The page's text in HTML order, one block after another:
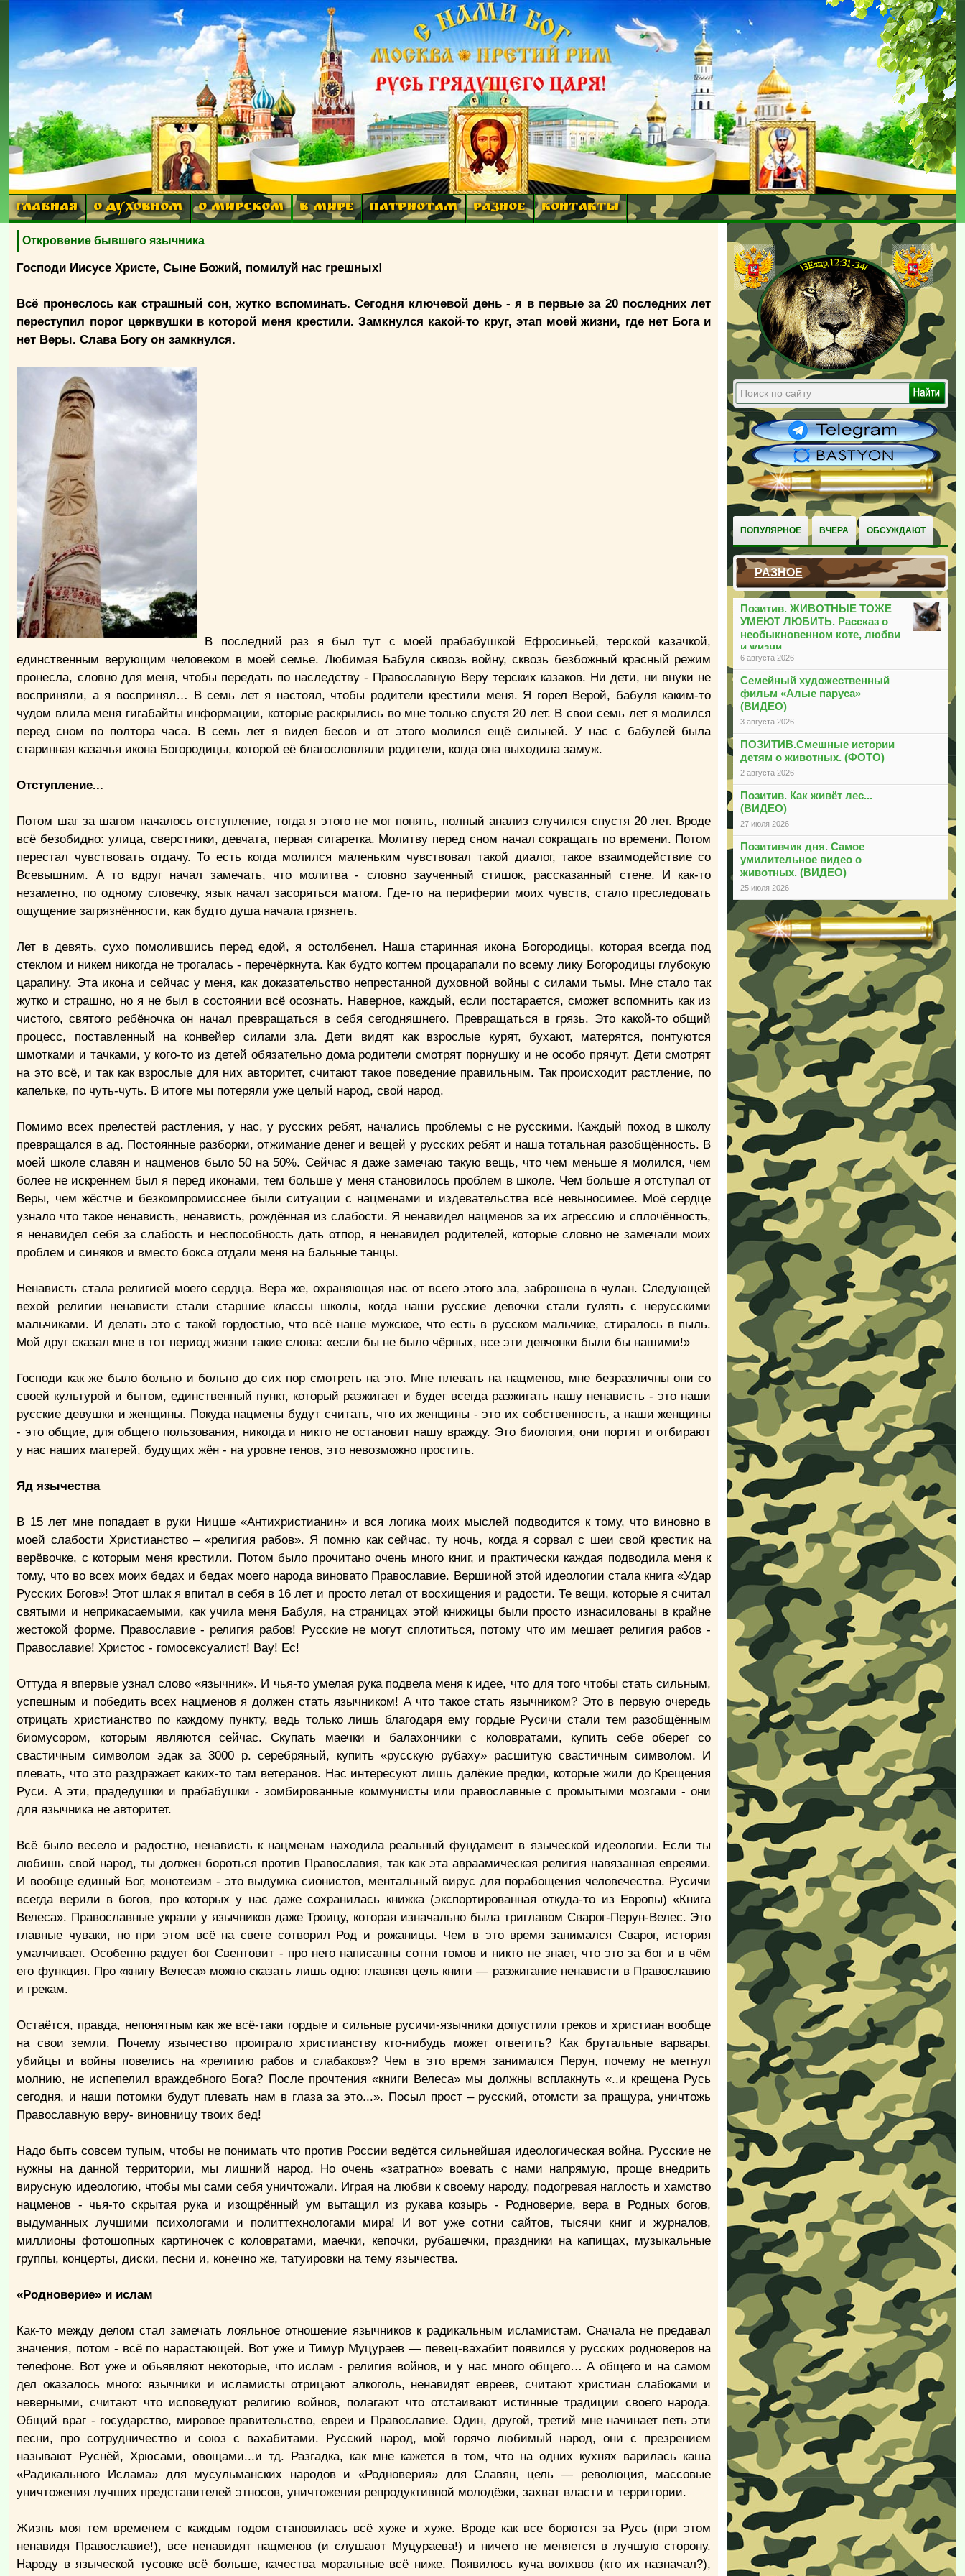
ГЛАВНАЯ О ДУХОВНОМ О МИРСКОМ В МИРЕ ПАТРИОТАМ РАЗНОЕ КОНТАКТЫ
ПОПУЛЯРНОЕ ВЧЕРА ОБСУЖДАЮТ
РАЗНОЕ
Позитив. ЖИВОТНЫЕ ТОЖЕ
УМЕЮТ ЛЮБИТЬ. Рассказ о
необыкновенном коте, любви
и жизни
6 августа 2026
Семейный художественный
фильм «Алые паруса»
(ВИДЕО)
3 августа 2026
ПОЗИТИВ.Смешные истории
детям о животных. (ФОТО)
2 августа 2026
Позитив. Как живёт лес...
(ВИДЕО)
27 июля 2026
Позитивчик дня. Самое
умилительное видео о
животных. (ВИДЕО)
25 июля 2026
Откровение бывшего язычника
Господи Иисусе Христе, Сыне Божий, помилуй нас грешных!
Всё пронеслось как страшный сон, жутко вспоминать. Сегодня ключевой день - я в первые за 20 последних лет
переступил порог церквушки в которой меня крестили. Замкнулся какой-то круг, этап моей жизни, где нет Бога и
нет Веры. Слава Богу он замкнулся.
В последний раз я был тут с моей прабабушкой Ефросиньей, терской казачкой,
единственным верующим человеком в моей семье. Любимая Бабуля сквозь войну, сквозь безбожный красный режим
пронесла, словно для меня, чтобы передать по наследству - Православную Веру терских казаков. Ни дети, ни внуки не
восприняли, а я воспринял… В семь лет я настоял, чтобы родители крестили меня. Я горел Верой, бабуля каким-то
чудом влила меня гигабайты информации, которые раскрылись во мне только спустя 20 лет. В свои семь лет я молился
перед сном по полтора часа. В семь лет я видел бесов и от этого молился ещё сильней. У нас с бабулей была
старинная казачья икона Богородицы, которой её благословляли родители, когда она выходила замуж.
Отступление...
Потом шаг за шагом началось отступление, тогда я этого не мог понять, полный анализ случился спустя 20 лет. Вроде
всё безобидно: улица, сверстники, девчата, первая сигаретка. Молитву перед сном начал сокращать по времени. Потом
перестал чувствовать отдачу. То есть когда молился маленьким чувствовал такой диалог, такое взаимодействие со
Всевышним. А то вдруг начал замечать, что молитва - словно заученный стишок, рассказанный стене. И как-то
незаметно, по одному словечку, язык начал засоряться матом. Где-то на периферии моих чувств, стало преследовать
ощущение загрязнённости, как будто душа начала грязнеть.
Лет в девять, сухо помолившись перед едой, я остолбенел. Наша старинная икона Богородицы, которая всегда под
стеклом и никем никогда не трогалась - перечёркнута. Как будто когтем процарапали по всему лику Богородицы глубокую
царапину. Эта икона и сейчас у меня, как доказательство непрестанной духовной войны с силами тьмы. Мне стало так
жутко и страшно, но я не был в состоянии всё осознать. Наверное, каждый, если постарается, сможет вспомнить как из
чистого, святого ребёночка он начал превращаться в себя сегодняшнего. Превращаться в грязь. Это какой-то общий
процесс, поставленный на конвейер силами зла. Дети видят как взрослые курят, бухают, матерятся, понтуются
шмотками и тачками, у кого-то из детей обязательно дома родители смотрят порнушку и не особо прячут. Дети смотрят
на это всё, и так как взрослые для них авторитет, считают такое поведение правильным. Так происходит растление, по
капельке, по чуть-чуть. В итоге мы потеряли уже целый народ, свой народ.
Помимо всех прелестей растления, у нас, у русских ребят, начались проблемы с не русскими. Каждый поход в школу
превращался в ад. Постоянные разборки, отжимание денег и вещей у русских ребят и наша тотальная разобщённость. В
моей школе славян и нацменов было 50 на 50%. Сейчас я даже замечаю такую вещь, что чем меньше я молился, чем
более не искреннем был я перед иконами, тем больше у меня становилось проблем в школе. Чем больше я отступал от
Веры, чем жёстче и безкомпромисснее были ситуации с нацменами и издевательства всё невыносимее. Моё сердце
узнало что такое ненависть, ненависть, рождённая из слабости. Я ненавидел нацменов за их агрессию и сплочённость,
я ненавидел себя за слабость и неспособность дать отпор, я ненавидел родителей, которые словно не замечали моих
проблем и синяков и вместо бокса отдали меня на бальные танцы.
Ненависть стала религией моего сердца. Вера же, охраняющая нас от всего этого зла, заброшена в чулан. Следующей
вехой религии ненависти стали старшие классы школы, когда наши русские девочки стали гулять с нерусскими
мальчиками. И делать это с такой гордостью, что всё наше мужское, что есть в русском мальчике, стиралось в пыль.
Мой друг сказал мне в тот период жизни такие слова: «если бы не было чёрных, все эти девчoнки были бы нашими!»
Господи как же было больно и больно до сих пор смотреть на это. Мне плевать на нацменов, мне безразличны они со
своей культурой и бытом, единственный пункт, который разжигает и будет всегда разжигать нашу ненависть - это наши
русские девушки и женщины. Покуда нацмены будут считать, что их женщины - это их собственность, а наши женщины
- это общие, для общего пользования, никогда и никто не остановит нашу вражду. Это биология, они портят и отбирают
у нас наших матерей, будущих жён - на уровне генов, это невозможно простить.
Яд язычества
В 15 лет мне попадает в руки Ницше «Антихристианин» и вся логика моих мыслей подводится к тому, что виновно в
моей слабости Христианство – «религия рабов». Я помню как сейчас, ту ночь, когда я сорвал с шеи свой крестик на
верёвочке, с которым меня крестили. Потом было прочитано очень много книг, и практически каждая подводила меня к
тому, что во всех моих бедах и бедах моего народа виновато Православие. Вершиной этой идеологии стала книга «Удар
Русских Богов»! Этот шлак я впитал в себя в 16 лет и просто летал от восхищения и радости. Те вещи, которые я считал
святыми и неприкасаемыми, как учила меня Бабуля, на страницах этой книжицы были просто изнасилованы в крайне
жестокой форме. Православие - религия рабов! Русские не могут сплотиться, потому что им мешает религия рабов -
Православие! Христос - гомосексуалист! Вау! Ес!
Оттуда я впервые узнал слово «язычник». И чья-то умелая рука подвела меня к идее, что для того чтобы стать сильным,
успешным и победить всех нацменов я должен стать язычником! А что такое стать язычником? Это в первую очередь
отрицать христианство по каждому пункту, ведь только лишь благодаря ему гордые Русичи стали тем разобщённым
биомусором, которым являются сейчас. Скупать маечки и балахончики с коловратами, купить себе оберег со
свастичным символом эдак за 3000 р. серебряный, купить «русскую рубаху» расшитую свастичным символом. И
плевать, что это раздражает каких-то там ветеранов. Нас интересуют лишь далёкие предки, которые жили до Крещения
Руси. А эти, прадедушки и прабабушки - зомбированные коммунисты или православные с промытыми мозгами - они
для язычника не авторитет.
Всё было весело и радостно, ненависть к нацменам находила реальный фундамент в языческой идеологии. Если ты
любишь свой народ, ты должен бороться против Православия, так как эта авраамическая религия навязанная евреями.
И вообще единый Бог, монотеизм - это выдумка сионистов, ментальный вирус для порабощения человечества. Русичи
всегда верили в богов, про которых у нас даже сохранилась книжка (экспортированная откуда-то из Европы) «Книга
Велеса». Православные украли у язычников даже Троицу, которая изначально была триглавом Сварог-Перун-Велес. Это
главные чуваки, но при этом всё на свете сотворил Род и рожаницы. Чем в это время занимался Сварог, история
умалчивает. Особенно радует бог Свентовит - про него написанны сотни томов и никто не знает, что это за бог и в чём
его функция. Про «книгу Велеса» можно сказать лишь одно: главная цель книги — разжигание ненависти в Православию
и грекам.
Остаётся, правда, непонятным как же всё-таки гордые и сильные русичи-язычники допустили греков и христиан вообще
на свои земли. Почему язычество проиграло христианству кто-нибудь может ответить? Как брутальные варвары,
убийцы и войны повелись на «религию рабов и слабаков»? Чем в это время занимался Перун, почему не метнул
молнию, не испепелил враждебного Бога? После прочтения «книги Велеса» мы должны всплакнуть «..и крещена Русь
сегодня, и наши потомки будут плевать нам в глаза за это...». Посыл прост – русский, отомсти за пращура, уничтожь
Православную веру- виновницу твоих бед!
Надо быть совсем тупым, чтобы не понимать что против России ведётся сильнейшая идеологическая война. Русские не
нужны на данной территории, мы лишний народ. Но очень «затратно» воевать с нами напрямую, проще внедрить
вирусную идеологию, чтобы мы сами себя уничтожали. Играя на любви к своему народу, подогревая наглость и хамство
нацменов - чья-то скрытая рука и изощрённый ум вытащил из рукава козырь - Родноверие, вера в Родных богов,
выдуманных лучшими психологами и политтехнологами мира! И вот уже сотни сайтов, тысячи книг и журналов,
миллионы фотошопных картиночек с коловратами, маечки, кепочки, рубашечки, праздники на капищах, музыкальные
группы, концерты, диски, песни и, конечно же, татуировки на тему язычества.
«Родноверие» и ислам
Как-то между делом стал замечать лояльное отношение язычников к радикальным исламистам. Сначала не предавал
значения, потом - всё по нарастающей. Вот уже и Тимур Муцураев — певец-вахабит появился у русских родноверов на
телефоне. Вот уже и обьявляют некоторые, что ислам - религия войнов, и у нас много общего… А общего и на самом
дел оказалось много: язычники и исламисты отрицают алкоголь, ненавидят евреев, считают христиан слабоками и
неверными, считают что исповедуют религию войнов, полагают что отстаивают истинные традиции своего народа.
Общий враг - государство, мировое правительство, евреи и Православие. Один, другой, третий мне начинает петь эти
песни, про сотрудничество и союз с вахабитами. Русский народ, мой горячо любимый народ, они с презрением
называют Руснёй, Хрюсами, овощами...и тд. Разгадка, как мне кажется в том, что на одних кухнях варилась каша
«Радикального Ислама» для мусульманских народов и «Родноверия» для Славян, цель — революция, массовые
уничтожения лучших представителей этносов, уничтожения репродуктивной молодёжи, захват власти и территории.
Жизнь моя тем временем с каждым годом становилась всё хуже и хуже. Вроде как все борются за Русь (при этом
ненавидя Православие!), все ненавидят нацменов (и слушают Муцураева!) и ничего не меняется в лучшую сторону.
Народу в языческой тусовке всё больше, качества моральные всё ниже. Появилось куча волхвов (кто их назначал?),